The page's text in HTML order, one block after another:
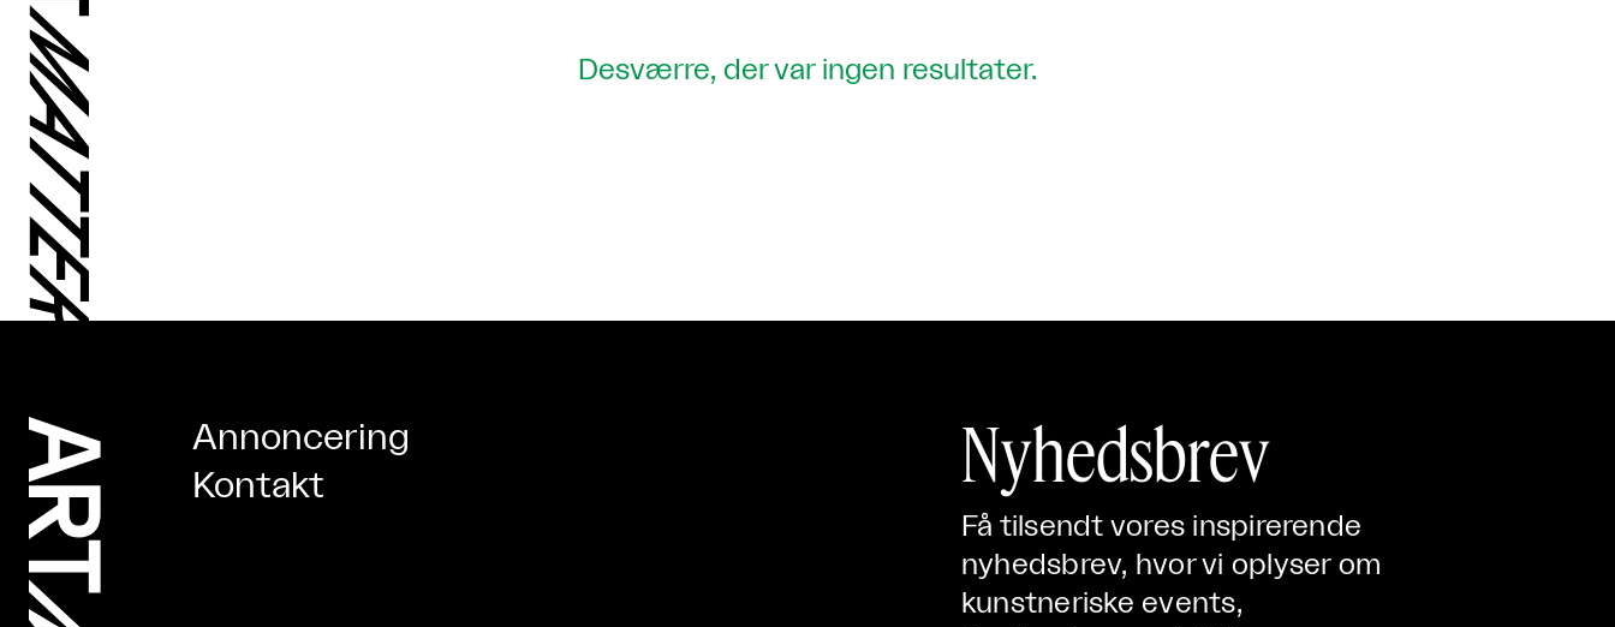
Desværre, der var ingen resultater.
Annoncering
Kontakt
Nyhedsbrev
Få tilsendt vores inspirerende
nyhedsbrev, hvor vi oplyser om
kunstneriske events,